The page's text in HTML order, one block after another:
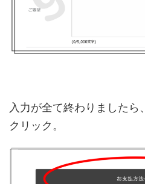
入力が全て終わりましたら、
クリック。